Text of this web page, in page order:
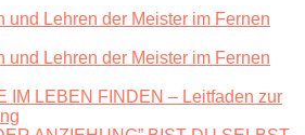
und Lehren der Meister im Fernen
und Lehren der Meister im Fernen
IM LEBEN FINDEN – Leitfaden zur